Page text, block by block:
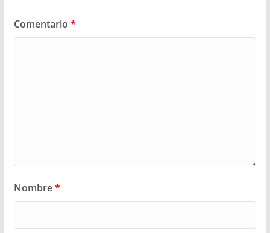
Comentario *
Nombre*